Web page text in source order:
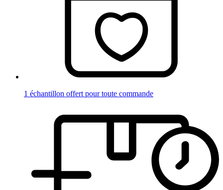
1 échantillon offert pour toute commande